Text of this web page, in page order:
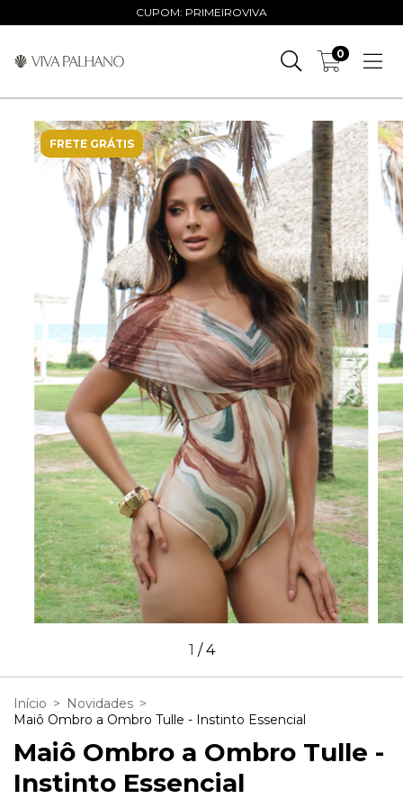
CUPOM: PRIMEIROVIVA
0
FRETE GRÁTIS
1 /4
Início > Novidades >
Maiô Ombro a Ombro Tulle - Instinto Essencial
Maiô Ombro a Ombro Tulle -
Instinto Essencial